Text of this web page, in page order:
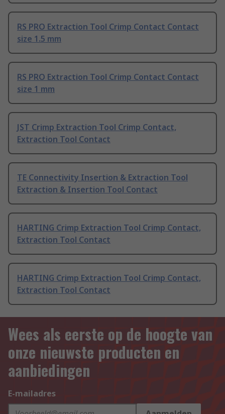
RS PRO Extraction Tool Crimp Contact Contact
size 1.5 mm
RS PRO Extraction Tool Crimp Contact Contact
size 1 mm
JST Crimp Extraction Tool Crimp Contact,
Extraction Tool Contact
TE Connectivity Insertion & Extraction Tool
Extraction & Insertion Tool Contact
HARTING Crimp Extraction Tool Crimp Contact,
Extraction Tool Contact
HARTING Crimp Extraction Tool Crimp Contact,
Extraction Tool Contact
Wees als eerste op de hoogte van
onze nieuwste producten en
aanbiedingen
E-mailadres